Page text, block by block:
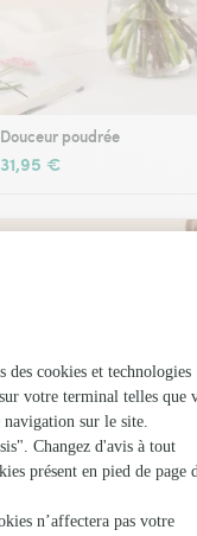
Douceur poudrée
31,95 €